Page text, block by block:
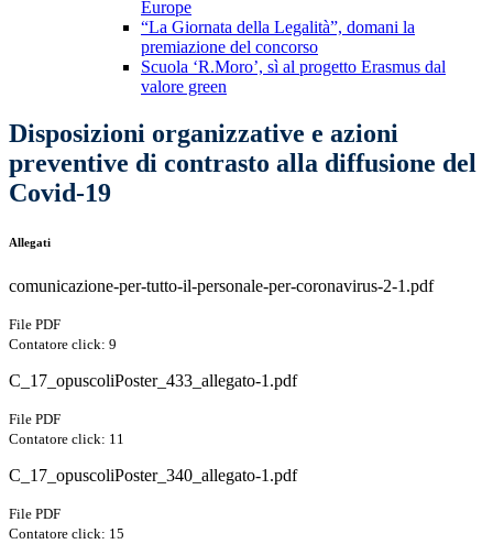
Europe
“La Giornata della Legalità”, domani la
premiazione del concorso
Scuola ‘R.Moro’, sì al progetto Erasmus dal
valore green
Disposizioni organizzative e azioni
preventive di contrasto alla diffusione del
Covid-19
Allegati
comunicazione-per-tutto-il-personale-per-coronavirus-2-1.pdf
File PDF
Contatore click: 9
C_17_opuscoliPoster_433_allegato-1.pdf
File PDF
Contatore click: 11
C_17_opuscoliPoster_340_allegato-1.pdf
File PDF
Contatore click: 15